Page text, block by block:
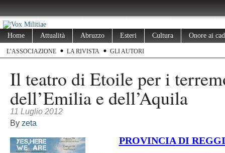
Home Attualità Abruzzo Esteri Cultura Onore ai
L’ASSOCIAZIONE LA RIVISTA GLI AUTORI
Il teatro di Etoile per i
dell’Emilia e dell’Aquila
11 Luglio 2012
By zeta
PROVINCIADI